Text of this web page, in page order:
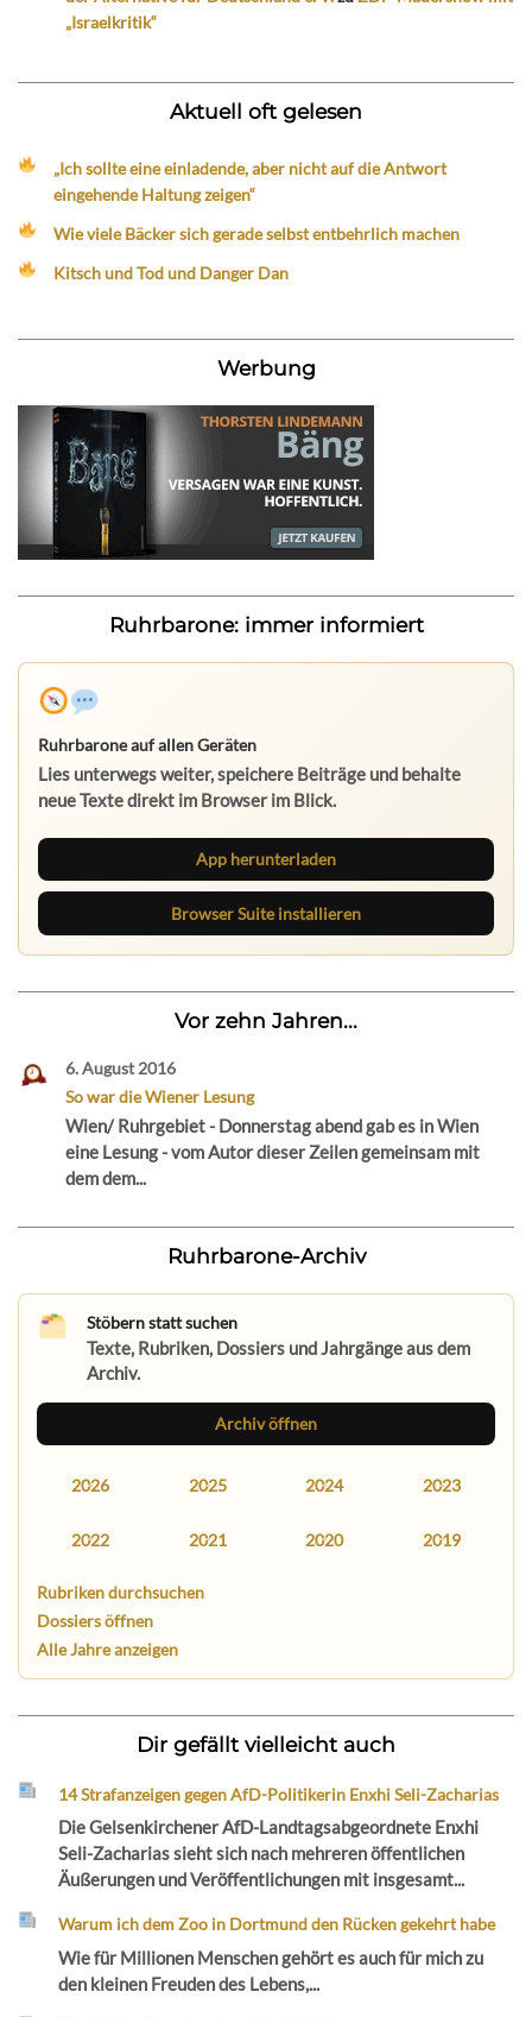
„Israelkritik“
Aktuell oft gelesen
„Ich sollte eine einladende, aber nicht auf die Antwort
eingehende Haltung zeigen“
Wie viele Bäcker sich gerade selbst entbehrlich machen
Kitsch und Tod und Danger Dan
Werbung
Ruhrbarone: immer informiert
Ruhrbarone auf allen Geräten
Lies unterwegs weiter, speichere Beiträge und behalte
neue Texte direkt im Browser im Blick.
App herunterladen
Browser Suite installieren
Vor zehn Jahren...
6. August 2016
So war die Wiener Lesung
Wien/ Ruhrgebiet - Donnerstag abend gab es in Wien
eine Lesung - vom Autor dieser Zeilen gemeinsam mit
dem dem...
Ruhrbarone-Archiv
Stöbern statt suchen
Texte, Rubriken, Dossiers und Jahrgänge aus dem
Archiv.
Archiv öffnen
2026 2025 2024 2023
2022 2021 2020 2019
Rubriken durchsuchen
Dossiers öffnen
Alle Jahre anzeigen
Dir gefällt vielleicht auch
14 Strafanzeigen gegen AfD-Politikerin Enxhi Seli-Zacharias
Die Gelsenkirchener AfD-Landtagsabgeordnete Enxhi
Seli-Zacharias sieht sich nach mehreren öffentlichen
Äußerungen und Veröffentlichungen mit insgesamt...
Warum ich dem Zoo in Dortmund den Rücken gekehrt habe
Wie für Millionen Menschen gehört es auch für mich zu
den kleinen Freuden des Lebens,...